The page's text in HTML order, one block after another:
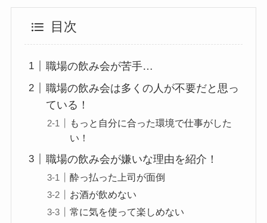
目次
職場の飲み会が苦手…
職場の飲み会は多くの人が不要だと思っ
ている！
もっと自分に合った環境で仕事がした
い！
職場の飲み会が嫌いな理由を紹介！
酔っ払った上司が面倒
お酒が飲めない
常に気を使って楽しめない